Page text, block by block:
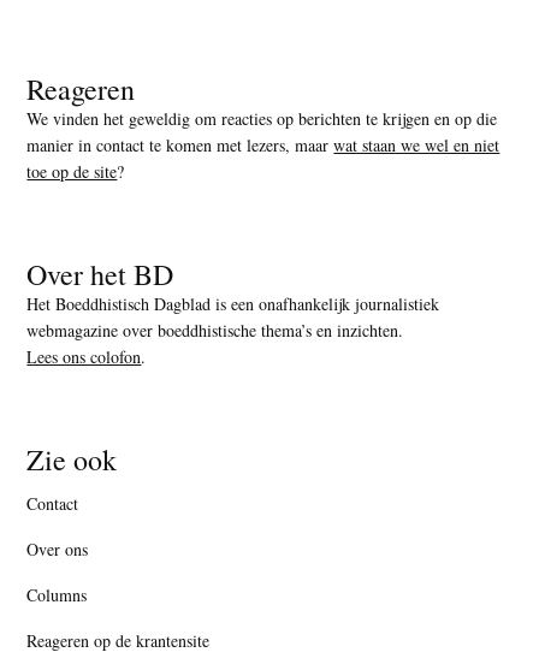
Reageren
We vinden het geweldig om reacties op berichten te krijgen en op die
manier in contact te komen met lezers, maarwat staan we wel en niet
toe op de site?
Over het BD
Het Boeddhistisch Dagblad is een onafhankelijk journalistiek
webmagazine over boeddhistische thema’s en inzichten.
Lees ons colofon.
Zie ook
Contact
Over ons
Columns
Reageren op de krantensite